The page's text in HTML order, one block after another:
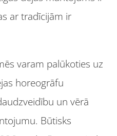
ar tradīcijām ir
varam palūkoties uz
horeogrāfu
un vērā
Būtisks